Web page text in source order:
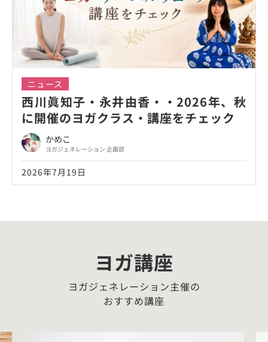
ニュース
西川眞知子・永井由香・・2026年、秋
に開催のヨガクラス・講座をチェック
かめこ
ヨガジェネレーション 企画部
2026年7月19日
ヨガ講座
ヨガジェネレーション主催の
おすすめ講座